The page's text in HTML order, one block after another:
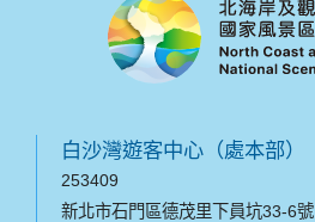
白沙灣遊客中心（處本部）
253409
新北市石門區德茂里下員坑33-6號